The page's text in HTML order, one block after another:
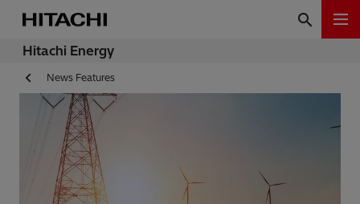
Hitachi Energy
News Features